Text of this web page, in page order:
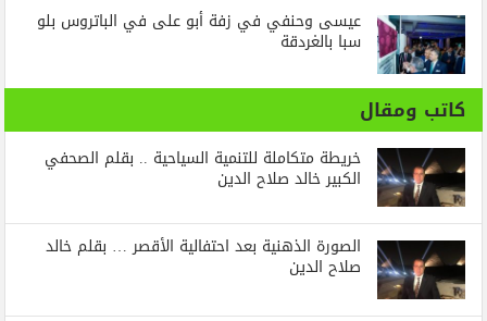
عيسى وحنفي في زفة أبو على في الباتروس بلو
سبا بالغردقة
كاتب ومقال
خريطة متكاملة للتنمية السياحية .. بقلم الصحفي
الكبير خالد صلاح الدين
الصورة الذهنية بعد احتفالية الأقصر … بقلم خالد
صلاح الدين